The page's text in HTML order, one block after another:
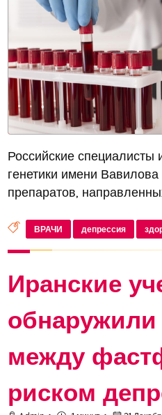
Российские специалисты
генетики имени
препаратов,
средств показало
клинических испытаниях
ВРАЧИ депрессия
Иранские
обнаружили
между
риском